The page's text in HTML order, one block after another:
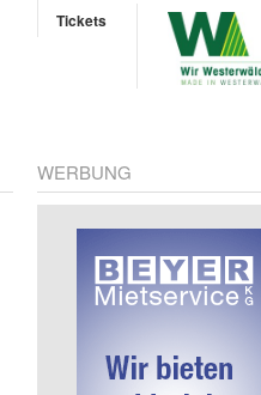
Tickets
WERBUNG